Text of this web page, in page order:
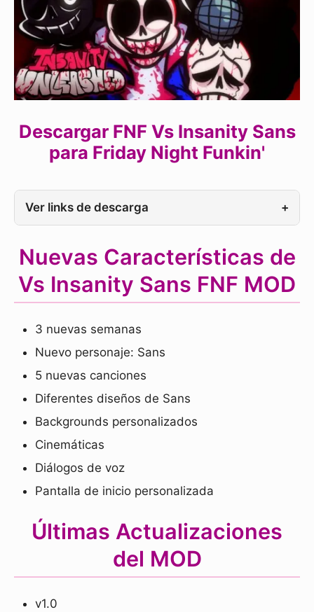
Descargar FNF Vs Insanity Sans
para Friday Night Funkin'
Ver links de descarga +
Nuevas Características de
Vs Insanity Sans FNF MOD
3 nuevas semanas
Nuevo personaje: Sans
5 nuevas canciones
Diferentes diseños de Sans
Backgrounds personalizados
Cinemáticas
Diálogos de voz
Pantalla de inicio personalizada
Últimas Actualizaciones
del MOD
v1.0